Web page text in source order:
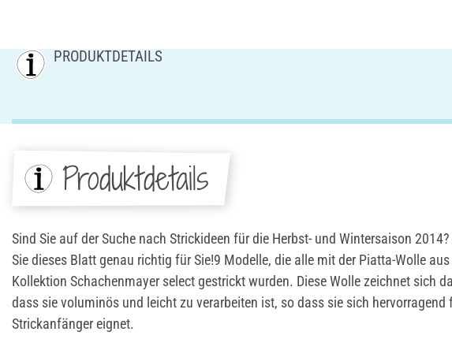
PRODUKTDETAILS
Produktdetails
Sind Sie auf der Suche nach Strickideen für die Herbst- und Wintersaison
Sie dieses Blatt genau richtig für Sie!9 Modelle, die alle mit der Piatta-Wolle aus
Kollektion Schachenmayer select gestrickt wurden. Diese Wolle zeichnet sich
dass sie voluminös und leicht zu verarbeiten ist, so dass sie sich hervorragend
Strickanfänger eignet.